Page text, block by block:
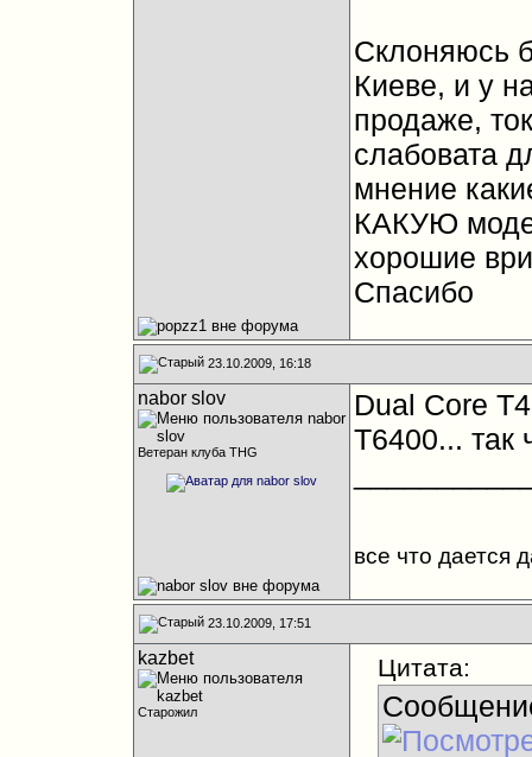
Склоняюсь
Киеве, и у
продаже,
слабовата
мнение
КАКУЮ
хорошие
Спасибо
23.10.2009, 16:18
nabor slov
Ветеран клуба THG
Dual Core
T6400... так
все что дается
23.10.2009, 17:51
kazbet
Старожил
Цитата: